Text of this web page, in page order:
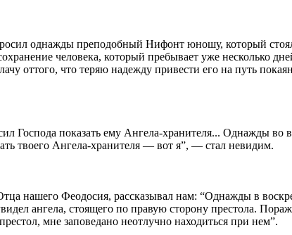
однажды преподобный Нифонт юношу, который
человека, который пребывает уже несколько
оттого, что теряю надежду привести его на путь
Господа показать ему Ангела-хранителя... Однажды
твоего Ангела-хранителя — вот я”, — стал невидим.
нашего Феодосия, рассказывал нам: “Однажды в
ангела, стоящего по правую сторону престола.
мне заповедано неотлучно находиться при нем”.